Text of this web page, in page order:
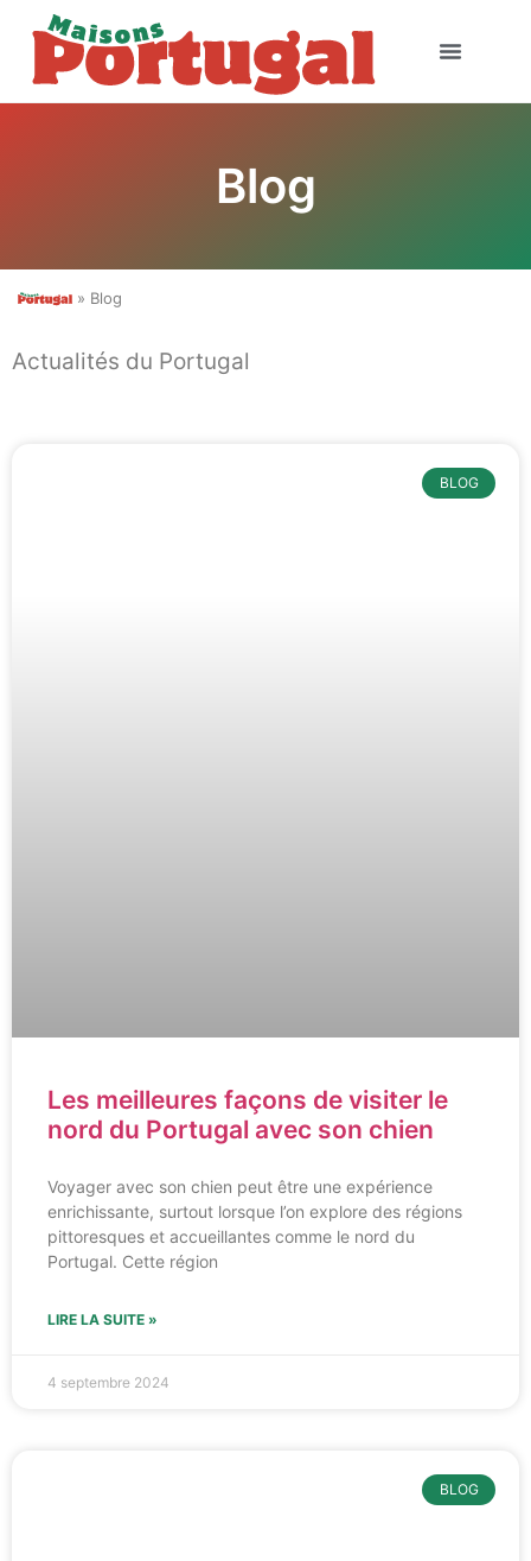
Blog
» Blog
Actualités du Portugal
BLOG
Les meilleures façons de visiter le
nord du Portugal avec son chien
Voyager avec son chien peut être une expérience
enrichissante, surtout lorsque l’on explore des régions
pittoresques et accueillantes comme le nord du
Portugal. Cette région
LIRE LA SUITE »
4 septembre 2024
BLOG